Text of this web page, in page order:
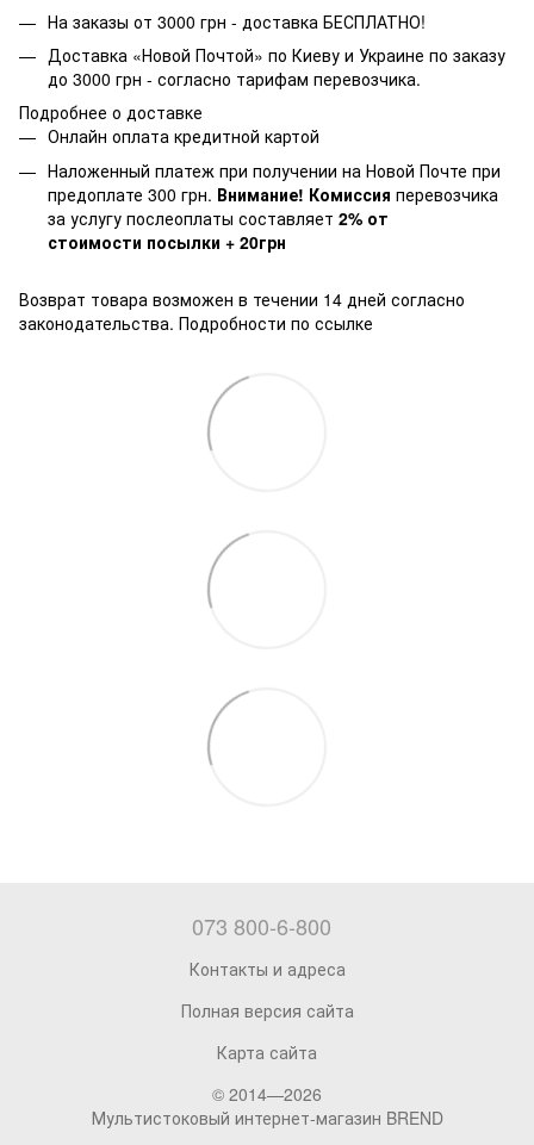
На заказы от 3000 грн - доставка БЕСПЛАТНО!
Доставка «Новой Почтой» по Киеву и Украине по заказу
до 3000 грн - согласно тарифам перевозчика.
Подробнее о доставке
Онлайн оплата кредитной картой
Наложенный платеж при получении на Новой Почте при
предоплате 300 грн. Внимание! Комиссия перевозчика
за услугу послеоплаты составляет 2% от
стоимости посылки + 20грн
Возврат товара возможен в течении 14 дней согласно
законодательства. Подробности по ссылке
073 800-6-800
Контакты и адреса
Полная версия сайта
Карта сайта
© 2014—2026
Мультистоковый интернет-магазин BREND